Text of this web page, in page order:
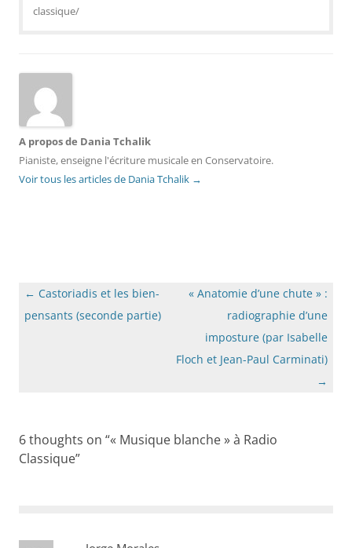
classique/
A propos de Dania Tchalik
Pianiste, enseigne l'écriture musicale en Conservatoire.
Voir tous les articles de Dania Tchalik →
Navigation
des
← Castoriadis et les bien-
pensants (seconde partie)
« Anatomie d’une chute » :
radiographie d’une
imposture (par Isabelle
Floch et Jean-Paul Carminati)
→
6 thoughts on “« Musique blanche » à Radio
Classique”